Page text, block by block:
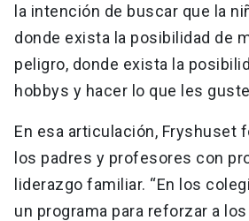
la intención de buscar que la
donde exista la posibilidad de
peligro, donde exista la
hobbys y hacer lo que les
En esa articulación, Fryshuset
los padres y profesores con
liderazgo familiar. “En los
un programa para reforzar a